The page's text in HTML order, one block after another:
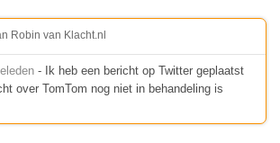
Robin van Klacht.nl
- Ik heb een bericht op Twitter geplaatst
over TomTom nog niet in behandeling is